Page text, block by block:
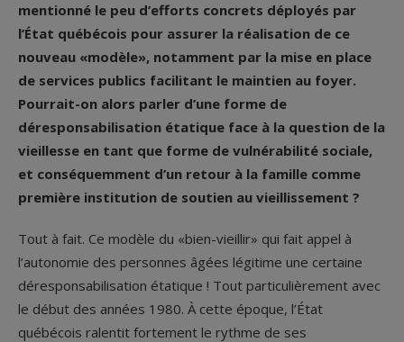
mentionné le peu d’efforts concrets déployés par
l’État québécois pour assurer la réalisation de ce
nouveau «modèle», notamment par la mise en place
de services publics facilitant le maintien au foyer.
Pourrait-on alors parler d’une forme de
déresponsabilisation étatique face à la question de la
vieillesse en tant que forme de vulnérabilité sociale,
et conséquemment d’un retour à la famille comme
première institution de soutien au vieillissement ?
Tout à fait. Ce modèle du «bien-vieillir» qui fait appel à
l’autonomie des personnes âgées légitime une certaine
déresponsabilisation étatique ! Tout particulièrement avec
le début des années 1980. À cette époque, l’État
québécois ralentit fortement le rythme de ses